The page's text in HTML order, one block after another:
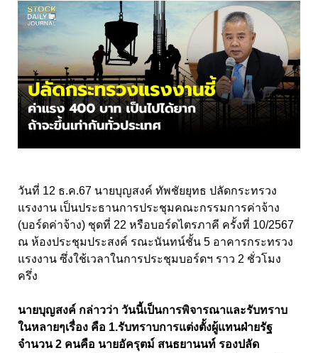
วันที่ 12 ธ.ค.67 นายบุญสงค์ ทัพชัยยุทธ ปลัดกระทรวง
แรงงาน เป็นประธานการประชุมคณะกรรมการค่าจ้าง
(บอร์ดค่าจ้าง) ชุดที่ 22 หรือบอร์ดไตรภาคี ครั้งที่ 10/2567
ณ ห้องประชุมประสงค์ รณะนันทน์ชั้น 5 อาคารกระทรวง
แรงงาน ซึ่งใช้เวลาในการประชุมบอร์ดฯ ราว 2 ชั่วโมง
ครึ่ง
นายบุญสงค์ กล่าวว่า วันนี้เป็นการพิจารณาและรับทราบ
ในหลายๆเรื่อง คือ 1.รับทราบการแต่งตั้งผู้แทนฝ่ายรัฐ
จำนวน 2 คนคือ นายอัครุตม์ สนธยานนท์ รองปลัด